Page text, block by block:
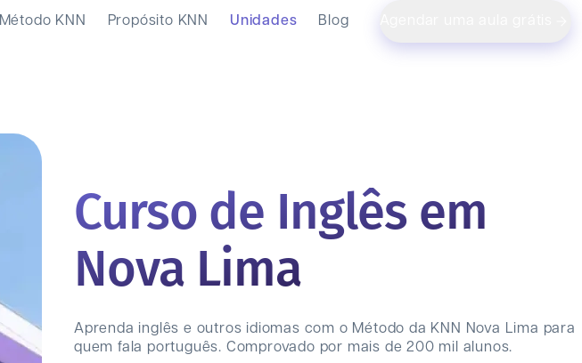
Método KNN Propósito KNN Unidades Blog
Curso de Inglês em
Nova Lima
Aprenda inglês e outros idiomas com o Método da KNN Nova Lima para
quem fala português. Comprovado por mais de 200 mil alunos.